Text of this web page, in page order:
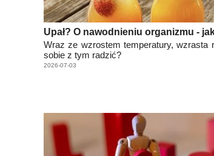
Upał? O nawodnieniu organizmu -
Wraz ze wzrostem temperatury, wzrasta
sobie z tym radzić?
2026-07-03